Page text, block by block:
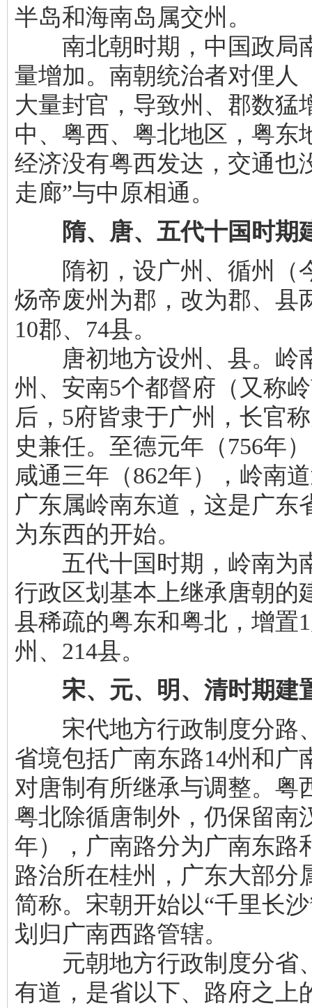
半岛和海南岛属交州。
南北朝时期，中国政局
量增加。南朝统治者对俚人
大量封官，导致州、郡数猛
中、粤西、粤北地区，粤东
经济没有粤西发达，交通也
走廊”与中原相通。
隋、唐、五代十国时期
隋初，设广州、循州（
炀帝废州为郡，改为郡、县
10郡、74县。
唐初地方设州、县。岭
州、安南5个都督府（又称
后，5府皆隶于广州，长官
史兼任。至德元年（756年
咸通三年（862年），岭南
广东属岭南东道，这是广东
为东西的开始。
五代十国时期，岭南为南
行政区划基本上继承唐朝的
县稀疏的粤东和粤北，增置
州、214县。
宋、元、明、清时期建
宋代地方行政制度分路
省境包括广南东路14州和广
对唐制有所继承与调整。粤
粤北除循唐制外，仍保留南
年），广南路分为广南东路
路治所在桂州，广东大部分
简称。宋朝开始以“千里长
划归广南西路管辖。
元朝地方行政制度分省
有道，是省以下、路府之上